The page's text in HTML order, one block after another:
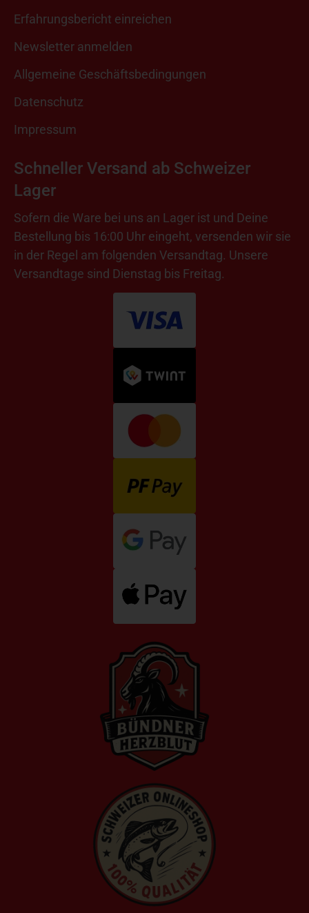
Erfahrungsbericht einreichen
Newsletter anmelden
Allgemeine Geschäftsbedingungen
Datenschutz
Impressum
Schneller Versand ab Schweizer
Lager
Sofern die Ware bei uns an Lager ist und Deine
Bestellung bis 16:00 Uhr eingeht, versenden wir sie
in der Regel am folgenden Versandtag. Unsere
Versandtage sind Dienstag bis Freitag.